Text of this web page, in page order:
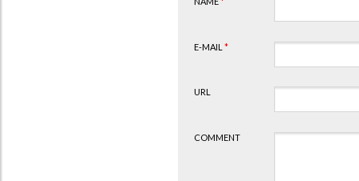
E-MAIL *
URL
COMMENT